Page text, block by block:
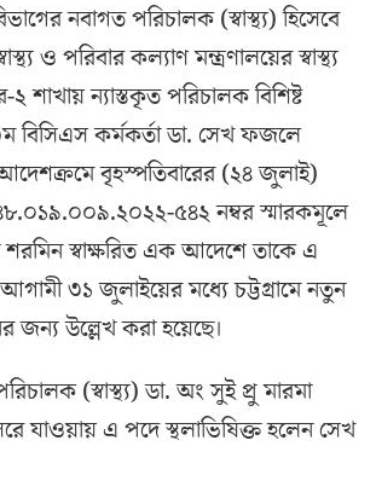
নবাগত পরিচালক (স্বাস্থ্য) হিসেবে
ও পরিবার কল্যাণ মন্ত্রণালয়ের স্বাস্থ্য
২ শাখায় ন্যাস্তকৃত পরিচালক বিশিষ্ট
বিসিএস কর্মকর্তা ডা. সেখ ফজলে
আদেশক্রমে বৃহস্পতিবারের (২৪ জুলাই)
৫৪২ নম্বর স্মারকমূলে
স্বাক্ষরিত এক আদেশে তাকে এ
৩১ জুলাইয়ের মধ্যে চট্টগ্রামে নতুন
জন্য উল্লেখ করা হয়েছে।
(স্বাস্থ্য) ডা. অং সুই প্রু মারমা
যাওয়ায় এ পদে স্থলাভিষিক্ত হলেন সেখ